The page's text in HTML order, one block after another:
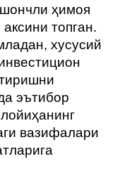
ҳимоя
топган.
хусусий
эътибор
вазифалари